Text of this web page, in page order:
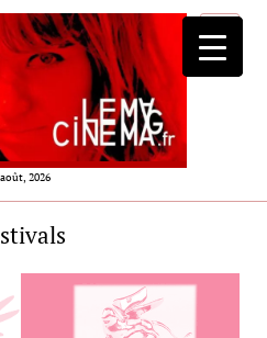
2026
menu